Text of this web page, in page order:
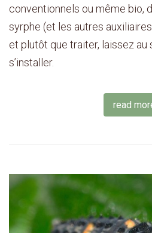
conventionnels ou même bio,
syrphe (et les autres
et plutôt que traiter, laissez au
s’installer.
read